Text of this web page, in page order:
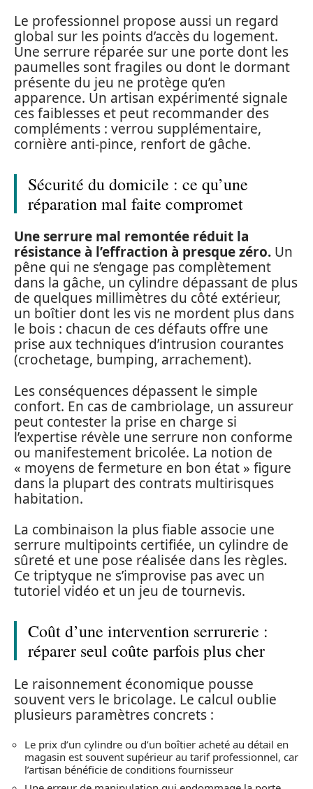
Le professionnel propose aussi un regard
global sur les points d’accès du logement.
Une serrure réparée sur une porte dont les
paumelles sont fragiles ou dont le dormant
présente du jeu ne protège qu’en
apparence. Un artisan expérimenté signale
ces faiblesses et peut recommander des
compléments : verrou supplémentaire,
cornière anti-pince, renfort de gâche.
Sécurité du domicile : ce qu’une
réparation mal faite compromet
Une serrure mal remontée réduit la
résistance à l’effraction à presque zéro. Un
pêne qui ne s’engage pas complètement
dans la gâche, un cylindre dépassant de plus
de quelques millimètres du côté extérieur,
un boîtier dont les vis ne mordent plus dans
le bois : chacun de ces défauts offre une
prise aux techniques d’intrusion courantes
(crochetage, bumping, arrachement).
Les conséquences dépassent le simple
confort. En cas de cambriolage, un assureur
peut contester la prise en charge si
l’expertise révèle une serrure non conforme
ou manifestement bricolée. La notion de
« moyens de fermeture en bon état » figure
dans la plupart des contrats multirisques
habitation.
La combinaison la plus fiable associe une
serrure multipoints certifiée, un cylindre de
sûreté et une pose réalisée dans les règles.
Ce triptyque ne s’improvise pas avec un
tutoriel vidéo et un jeu de tournevis.
Coût d’une intervention serrurerie :
réparer seul coûte parfois plus cher
Le raisonnement économique pousse
souvent vers le bricolage. Le calcul oublie
plusieurs paramètres concrets :
Le prix d’un cylindre ou d’un boîtier acheté au détail en
magasin est souvent supérieur au tarif professionnel, car
l’artisan bénéficie de conditions fournisseur